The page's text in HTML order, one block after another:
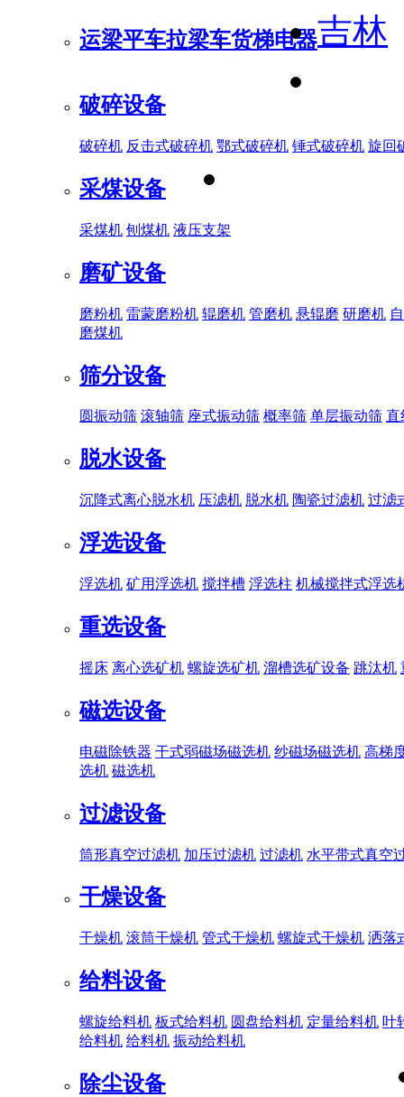
运梁平车拉梁车货梯电器
破碎设备
破碎机 反击式破碎机 鄂式破碎机 锤式破碎机 旋回
采煤设备
采煤机 刨煤机 液压支架
磨矿设备
磨粉机 雷蒙磨粉机 辊磨机 管磨机 悬辊磨 研磨机
磨煤机
筛分设备
圆振动筛 滚轴筛 座式振动筛 概率筛 单层振动筛 直
脱水设备
沉降式离心脱水机 压滤机 脱水机 陶瓷过滤机 过滤
浮选设备
浮选机 矿用浮选机 搅拌槽 浮选柱 机械搅拌式浮选
重选设备
摇床 离心选矿机 螺旋选矿机 溜槽选矿设备 跳汰机
磁选设备
电磁除铁器 干式弱磁场磁选机 纱磁场磁选机 高梯
选机 磁选机
过滤设备
筒形真空过滤机 加压过滤机 过滤机 水平带式真空
干燥设备
干燥机 滚筒干燥机 管式干燥机 螺旋式干燥机 洒落
给料设备
螺旋给料机 板式给料机 圆盘给料机 定量给料机 叶
给料机 给料机 振动给料机
除尘设备
吉林